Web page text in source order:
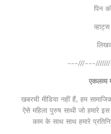
पिन
एकलव्य
खबरची मीडिया नहीं हैं, हम
ऐसे महिला पुरुष साथी जो हमारे
काम के साथ साथ हमारे